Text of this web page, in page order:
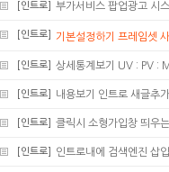
[인트로] 부가서비스 팝업광고 시
[인트로] 기본설정하기 프레임셋
[인트로] 상세통계보기 UV : PV :
[인트로] 내용보기 인트로 새글추
[인트로] 클릭시 소형가입창 띄우
[인트로] 인트로내에 검색엔진 삽